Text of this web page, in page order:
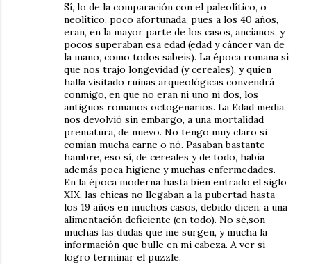
Sí, lo de la comparación con el paleolítico, o
neolítico, poco afortunada, pues a los 40 años,
eran, en la mayor parte de los casos, ancianos, y
pocos superaban esa edad (edad y cáncer van de
la mano, como todos sabeis). La época romana si
que nos trajo longevidad (y cereales), y quien
halla visitado ruinas arqueológicas convendrá
conmigo, en que no eran ni uno ni dos, los
antiguos romanos octogenarios. La Edad media,
nos devolvió sin embargo, a una mortalidad
prematura, de nuevo. No tengo muy claro si
comían mucha carne o nó. Pasaban bastante
hambre, eso sí, de cereales y de todo, había
además poca higiene y muchas enfermedades.
En la época moderna hasta bien entrado el siglo
XIX, las chicas no llegaban a la pubertad hasta
los 19 años en muchos casos, debido dicen, a una
alimentación deficiente (en todo). No sé,son
muchas las dudas que me surgen, y mucha la
información que bulle en mi cabeza. A ver si
logro terminar el puzzle.